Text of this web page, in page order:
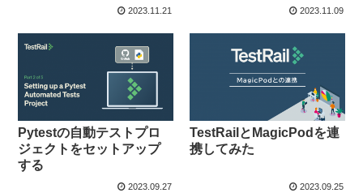
2023.11.21 2023.11.09
Pytestの自動テストプロ
ジェクトをセットアップ
する
2023.09.27
TestRailとMagicPodを連
携してみた
2023.09.25